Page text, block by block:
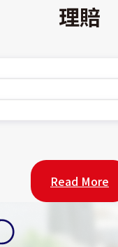
理賠
房屋結構受損程度
、0800-528-528。
Read More